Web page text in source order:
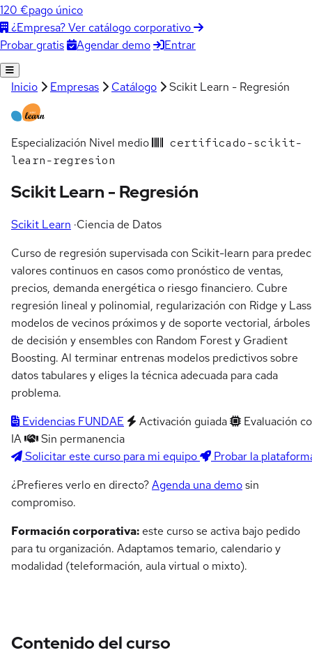
120 €pago único
¿Empresa? Ver catálogo corporativo
Probar gratis
Agendar demo Entrar
Inicio Empresas Catálogo Scikit Learn - Regresión
Especialización Nivel medio
certificado-scikit-
learn-regresion
Scikit Learn - Regresión
Scikit Learn ·Ciencia de Datos
Curso de regresión supervisada con Scikit-learn para
valores continuos en casos como pronóstico de ventas,
precios, demanda energética o riesgo financiero. Cubre
regresión lineal y polinomial, regularización con Ridge y
modelos de vecinos próximos y de soporte vectorial, árboles
de decisión y ensembles con Random Forest y Gradient
Boosting. Al terminar entrenas modelos predictivos sobre
datos tabulares y eliges la técnica adecuada para cada
problema.
Evidencias FUNDAE
Activación guiada
Evaluación
IA
Sin permanencia
Solicitar este curso para mi equipo
Probar la
¿Prefieres verlo en directo?Agenda una demosin
compromiso.
Formación corporativa: este curso se activa bajo pedido
para tu organización. Adaptamos temario, calendario y
modalidad (teleformación, aula virtual o mixto).
Contenido del curso